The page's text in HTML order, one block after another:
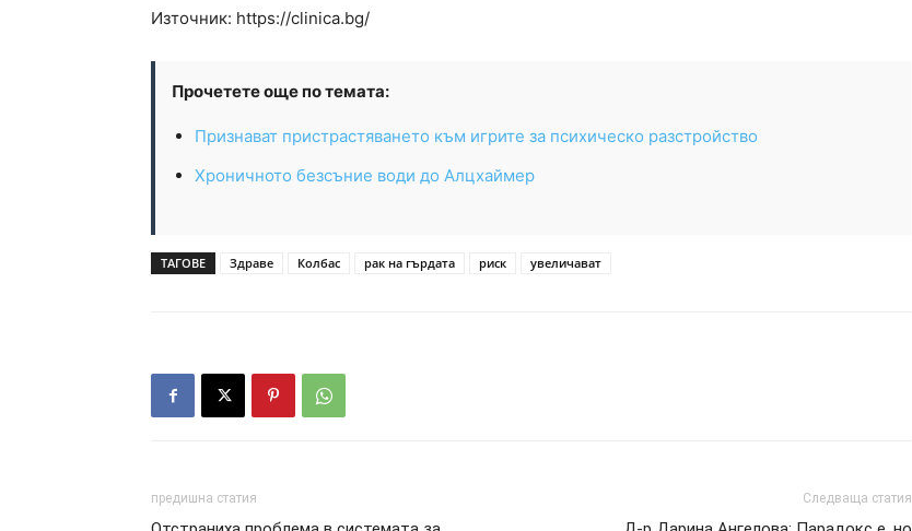
Източник: https://clinica.bg/
Прочетете още по темата:
Признават пристрастяването към игрите за психическо разстройство
Хроничното безсъние води до Алцхаймер
ТАГОВЕ Здраве Колбас рак на гърдата риск увеличават
предишна статия Следваща статия